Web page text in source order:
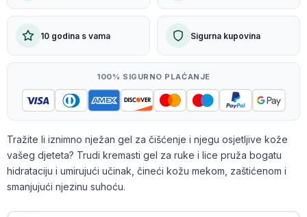
10 godina s vama Sigurna kupovina
100% SIGURNO PLAĆANJE
Tražite li iznimno nježan gel za čišćenje i njegu osjetljive kože
vašeg djeteta? Trudi kremasti gel za ruke i lice pruža bogatu
hidrataciju i umirujući učinak, čineći kožu mekom, zaštićenom i
smanjujući njezinu suhoću.